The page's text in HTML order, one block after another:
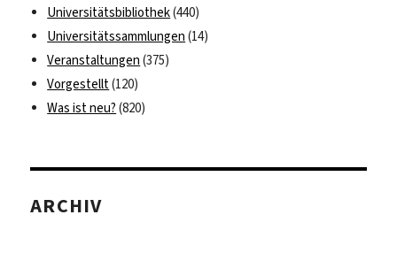
Universitätsbibliothek(440)
Universitätssammlungen (14)
Veranstaltungen (375)
Vorgestellt(120)
Was ist neu? (820)
ARCHIV